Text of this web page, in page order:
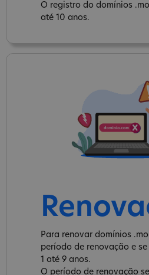
O registro do domínios
até 10 anos.
Para renovar domínios
período de renovação e
1 até 9 anos.
O período de renovação